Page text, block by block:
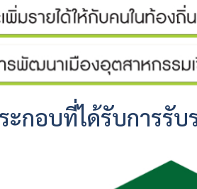
อบที่ได้รับการรับ